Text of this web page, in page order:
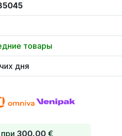
товары
дня
300.00 €